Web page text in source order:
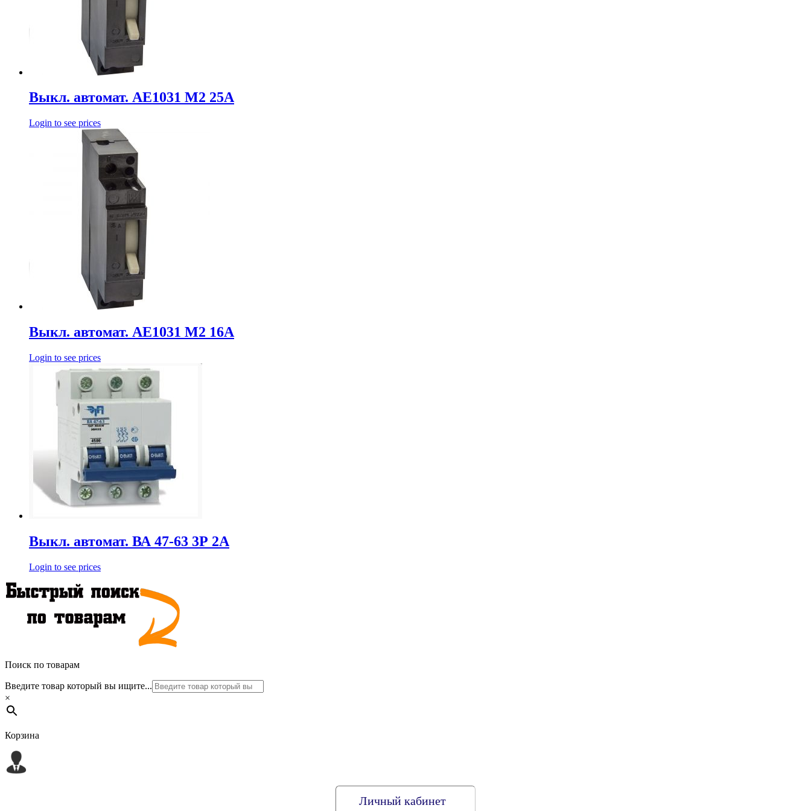
Выкл. автомат. АЕ1031 М2 25А
Login to see prices
Выкл. автомат. АЕ1031 М2 16А
Login to see prices
Выкл. автомат. ВА 47-63 3Р 2А
Login to see prices
Поиск по товарам
Введите товар который вы ищите...
×
Корзина
Личный кабинет